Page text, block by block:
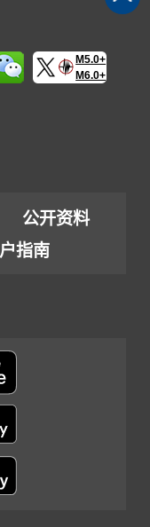
M5.0+
M6.0+
公开资料
指南